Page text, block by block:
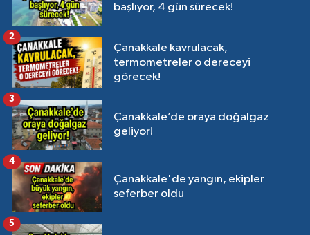
başlıyor, 4 gün sürecek!
Çanakkale kavrulacak,
termometreler o dereceyi
görecek!
2
Çanakkale’de oraya doğalgaz
geliyor!
3
Çanakkale'de yangın, ekipler
seferber oldu
4
5